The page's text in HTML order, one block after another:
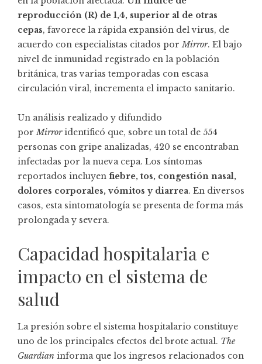
reproducción (R) de 1,4, superior al de otras
cepas, favorece la rápida expansión del virus, de
acuerdo con especialistas citados porMirror. El bajo
nivel de inmunidad registrado en la población
británica, tras varias temporadas con escasa
circulación viral, incrementa el impacto sanitario.
Un análisis realizado y difundido
porMirroridentificó que, sobre un total de 554
personas con gripe analizadas, 420 se encontraban
infectadas por la nueva cepa. Los síntomas
reportados incluyen fiebre, tos, congestión nasal,
dolores corporales, vómitos y diarrea. En diversos
casos, esta sintomatología se presenta de forma más
prolongada y severa.
Capacidad hospitalaria e
impacto en el sistema de
salud
La presión sobre el sistema hospitalario constituye
uno de los principales efectos del brote actual. The
Guardian informa que los ingresos relacionados con